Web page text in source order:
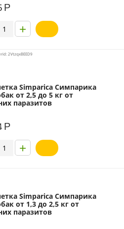
Р
+
2VtzqxBEED9
Simparica Симпарика
от 2,5 до 5 кг от
паразитов
Р
+
Simparica Симпарика
от 1,3 до 2,5 кг от
паразитов